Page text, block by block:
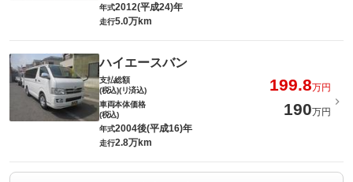
年式2012(平成24)年
走行5.0万km
ハイエースバン
支払総額
(税込)(リ済込)
199.8万円
車両本体価格
(税込)
190万円
年式2004後(平成16)年
走行2.8万km